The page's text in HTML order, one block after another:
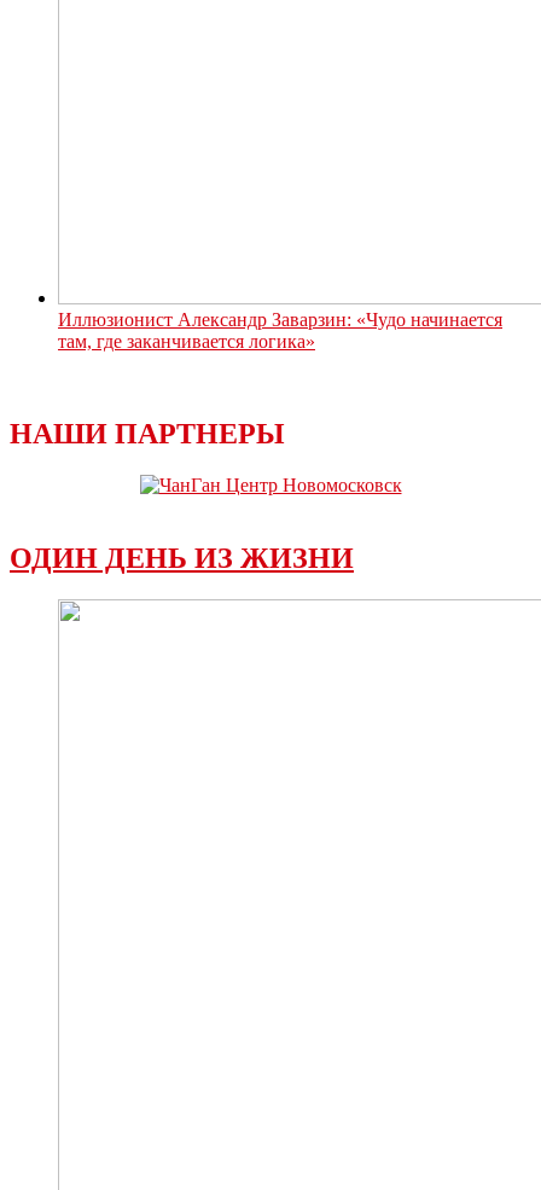
Иллюзионист Александр Заварзин: «Чудо начинается
там, где заканчивается логика»
НАШИ ПАРТНЕРЫ
ОДИН ДЕНЬ ИЗ ЖИЗНИ